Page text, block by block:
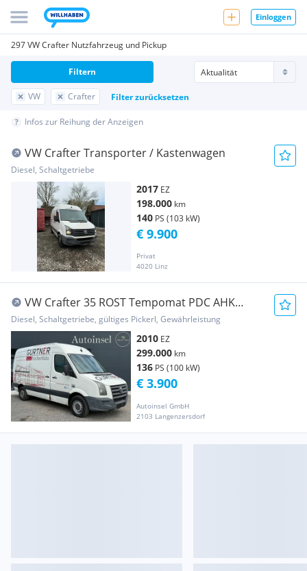
Einloggen
297 VW Crafter Nutzfahrzeug und Pickup
VW Crafter Filter zurücksetzen
Filtern
Infos zur Reihung der Anzeigen
VW Crafter Transporter / Kastenwagen
Diesel, Schaltgetriebe
2017 EZ
198.000 km
140 PS (103 kW)
Privat
4020 Linz
€ 9.900
VW Crafter 35 ROST Tempomat PDC AHK
MwSt. Ausweisbar Transporter / Kastenwagen
Diesel, Schaltgetriebe, gültiges Pickerl, Gewährleistung
2010 EZ
299.000 km
136 PS (100 kW)
Autoinsel GmbH
2103 Langenzersdorf
€ 3.900